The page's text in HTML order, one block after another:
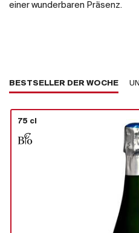
einer wunderbaren Präsenz.
BESTSELLER DER WOCHE
75 cl